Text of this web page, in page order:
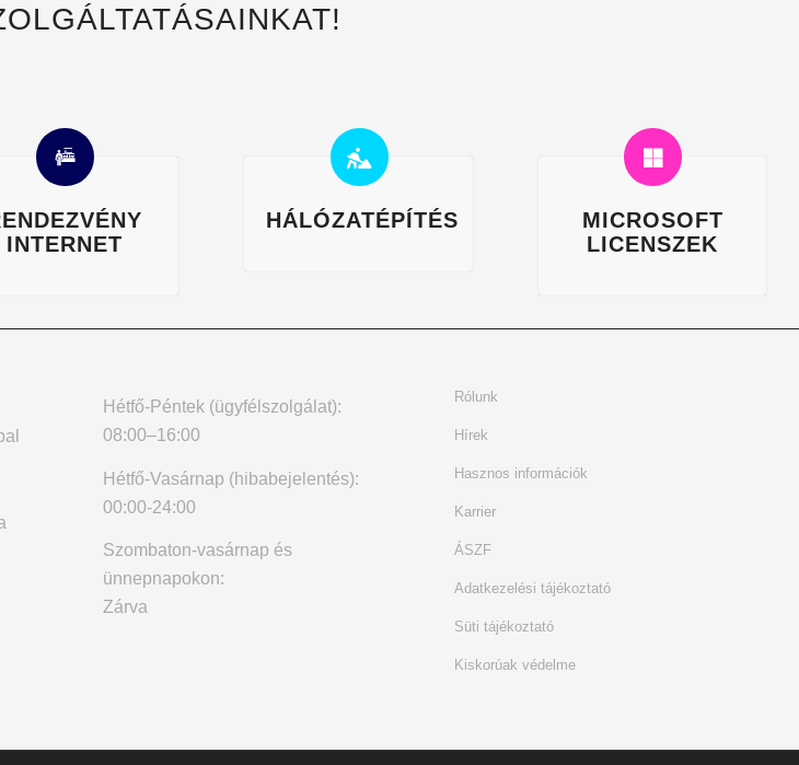
INTERNET
HÁLÓZATÉPÍTÉS
MICROSOFT
LICENSZEK
Hétfő-Péntek (ügyfélszolgálat):
08:00–16:00
Hétfő-Vasárnap (hibabejelentés):
00:00-24:00
Szombaton-vasárnap és
ünnepnapokon:
Zárva
Rólunk
Hírek
Hasznos információk
Karrier
ÁSZF
Adatkezelési tájékoztató
Süti tájékoztató
Kiskorúak védelme